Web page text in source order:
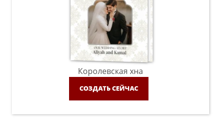
Королевская хна
СОЗДАТЬ СЕЙЧАС